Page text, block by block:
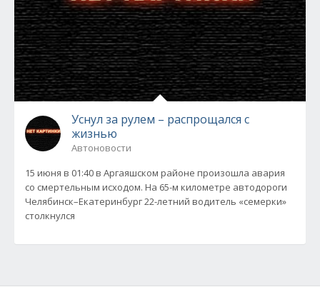
Уснул за рулем – распрощался с
жизнью
Автоновости
15 июня в 01:40 в Аргаяшском районе произошла авария
со смертельным исходом. На 65-м километре автодороги
Челябинск–Екатеринбург 22-летний водитель «семерки»
столкнулся